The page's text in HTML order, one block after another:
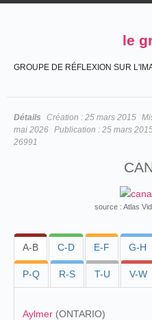
le
GROUPE DE RÉFLEXION SUR
Détails Création : 25 mars 2015
mai 2026 Publication : 25 mars
26991
source : Atlas
A-B C-D E-F G-H
P-Q R-S T-U V-W
Aylmer (ONTARIO)